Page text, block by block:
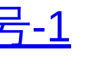
-1